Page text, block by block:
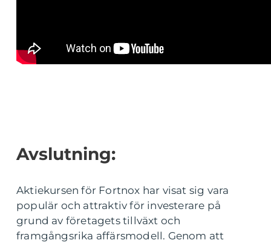
Avslutning:
Aktiekursen för Fortnox har visat sig vara
populär och attraktiv för investerare på
grund av företagets tillväxt och
framgångsrika affärsmodell. Genom att